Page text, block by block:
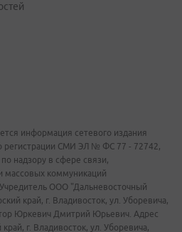
информация сетевого издания
регистрации СМИ ЭЛ № ФС 77 - 72742,
надзору в сфере связи,
массовых коммуникаций
ООО "Дальневосточный
край, г. Владивосток, ул. Уборевича,
Юркевич Дмитрий Юрьевич. Адрес
г. Владивосток, ул. Уборевича,